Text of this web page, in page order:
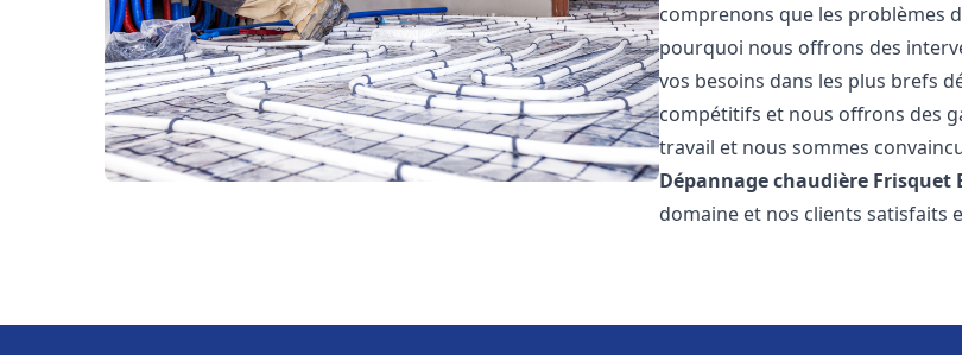
comprenons que les problèmes
pourquoi nous offrons des
vos besoins dans les plus brefs
compétitifs et nous offrons des
travail et nous sommes
Dépannage chaudière Frisquet
domaine et nos clients satisfaits